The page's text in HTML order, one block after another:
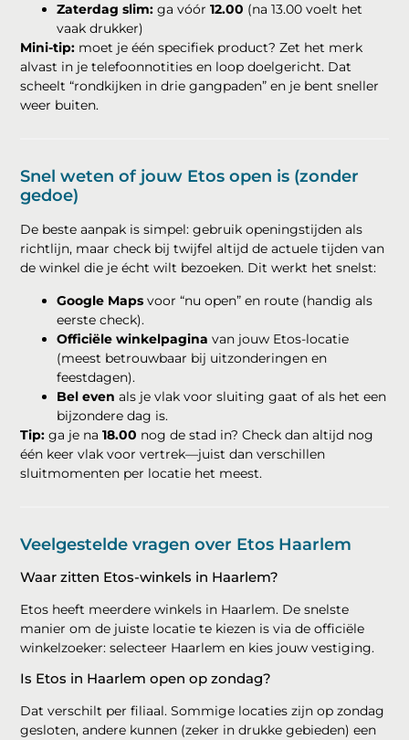
Zaterdag slim: ga vóór12.00 (na 13.00 voelt het
vaak drukker)
Mini-tip: moet je één specifiek product? Zet het merk
alvast in je telefoonnotities en loop doelgericht. Dat
scheelt “rondkijken in drie gangpaden” en je bent sneller
weer buiten.
Snel weten of jouw Etos open is (zonder
gedoe)
De beste aanpak is simpel: gebruik openingstijden als
richtlijn, maar check bij twijfel altijd de actuele tijden van
de winkel die je écht wilt bezoeken. Dit werkt het snelst:
Google Maps voor “nu open” en route (handig als
eerste check).
Officiële winkelpagina van jouw Etos-locatie
(meest betrouwbaar bij uitzonderingen en
feestdagen).
Bel even als je vlak voor sluiting gaat of als het een
bijzondere dag is.
Tip: ga je na18.00 nog de stad in? Check dan altijd nog
één keer vlak voor vertrek—juist dan verschillen
sluitmomenten per locatie het meest.
Veelgestelde vragen over Etos Haarlem
Waar zitten Etos-winkels in Haarlem?
Etos heeft meerdere winkels in Haarlem. De snelste
manier om de juiste locatie te kiezen is via de officiële
winkelzoeker: selecteer Haarlem en kies jouw vestiging.
Is Etos in Haarlem open op zondag?
Dat verschilt per filiaal. Sommige locaties zijn op zondag
gesloten, andere kunnen (zeker in drukke gebieden) een